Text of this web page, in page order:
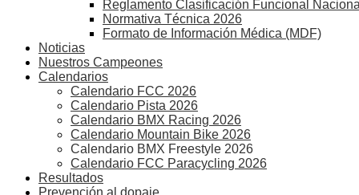
Reglamento Clasificación Funcional Nacional
Normativa Técnica 2026
Formato de Información Médica (MDF)
Noticias
Nuestros Campeones
Calendarios
Calendario FCC 2026
Calendario Pista 2026
Calendario BMX Racing 2026
Calendario Mountain Bike 2026
Calendario BMX Freestyle 2026
Calendario FCC Paracycling 2026
Resultados
Prevención al dopaje